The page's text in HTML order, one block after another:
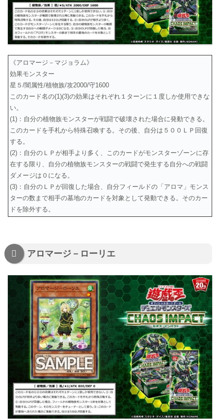
《アロマージ－マジョラム》
効果モンスター
星５/闇属性/植物族/攻2000/守1600
このカード名の(1)(3)の効果はそれぞれ１ターンに１度しか使用できな
い。
(1)：自分の植物族モンスターが戦闘で破壊された場合に発動できる。
このカードを手札から特殊召喚する。その後、自分は５００ＬＰ回復
する。
(2)：自分のＬＰが相手より多く、このカードがモンスターゾーンに存
在する限り、自分の植物族モンスターの戦闘で発生する自分への戦闘
ダメージは０になる。
(3)：自分のＬＰが回復した場合、自分フィールドの「アロマ」モンス
ターの数まで相手の墓地のカードを対象として発動できる。そのカー
ドを除外する。
アロマージ－ローリエ